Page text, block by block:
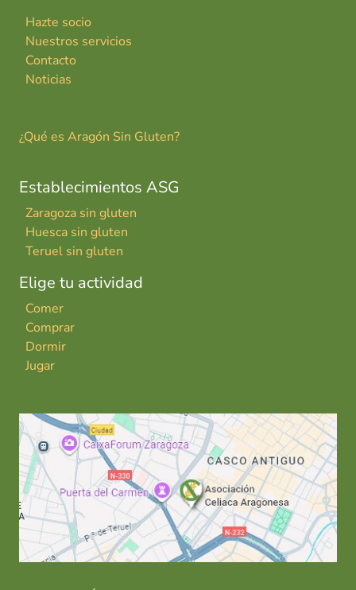
Hazte socio
Nuestros servicios
Contacto
Noticias
¿Qué es Aragón Sin Gluten?
Establecimientos ASG
Zaragoza sin gluten
Huesca sin gluten
Teruel sin gluten
Elige tu actividad
Comer
Comprar
Dormir
Jugar